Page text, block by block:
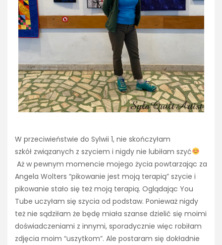
W przeciwieństwie do Sylwii 1, nie skończyłam
szkół związanych z szyciem i nigdy nie lubiłam szyć
Aż w pewnym momencie mojego życia powtarzając za
Angela Wolters “pikowanie jest moją terapią” szycie i
pikowanie stało się też moją terapią. Oglądając You
Tube uczyłam się szycia od podstaw. Ponieważ nigdy
też nie sądziłam że będę miała szanse dzielić się moimi
doświadczeniami z innymi, sporadycznie więc robiłam
zdjęcia moim “uszytkom”. Ale postaram się dokładnie